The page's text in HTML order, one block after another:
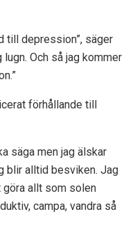
till depression”, säger
lugn. Och så jag kommer
förhållande till
säga men jag älskar
blir alltid besviken. Jag
allt som solen
campa, vandra så